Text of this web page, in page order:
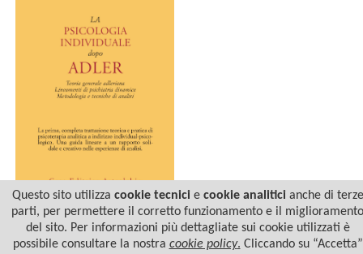
LA PSICOLOGIA
INDIVIDUALE DOPO
ADLER
Questo sito utilizza cookie tecnicie cookie analiticianche di terze
parti, per permettere il corretto funzionamento e il miglioramento
del sito. Per informazioni più dettagliate sui cookie utilizzati è
possibile consultare la nostra cookie policy. Cliccando su “Accetta”